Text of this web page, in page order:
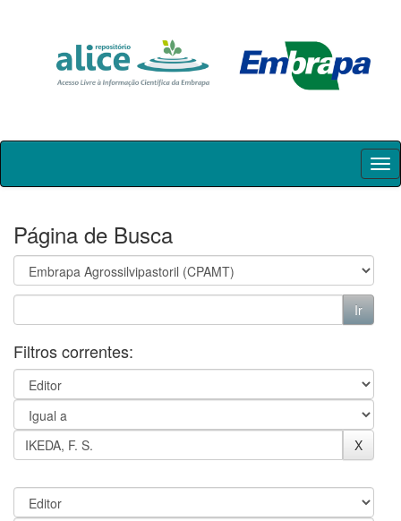
Skip
Página de Busca
Filtros correntes: